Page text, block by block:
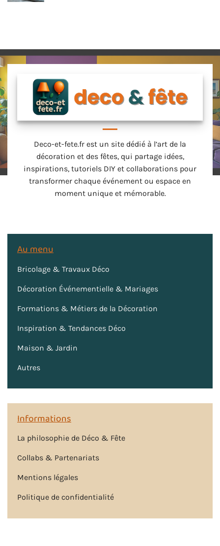
Deco-et-fete.fr est un site dédié à l’art de la
décoration et des fêtes, qui partage idées,
inspirations, tutoriels DIY et collaborations pour
transformer chaque événement ou espace en
moment unique et mémorable.
Au menu
Bricolage & Travaux Déco
Décoration Événementielle & Mariages
Formations & Métiers de la Décoration
Inspiration & Tendances Déco
Maison & Jardin
Autres
Informations
La philosophie de Déco & Fête
Collabs & Partenariats
Mentions légales
Politique de confidentialité